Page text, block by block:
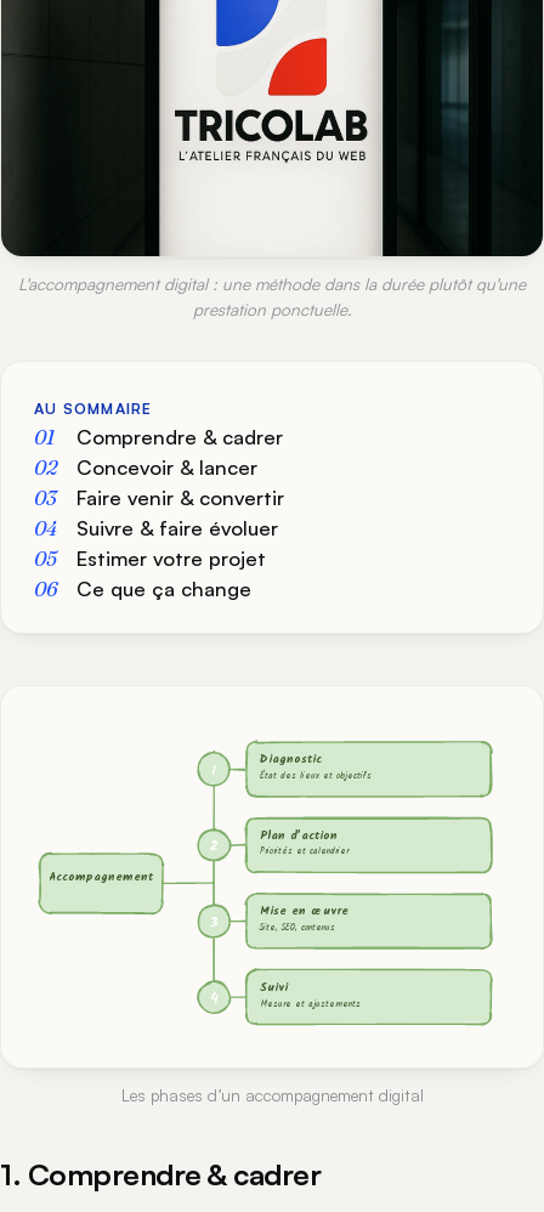
L'accompagnement digital : une méthode dans la durée plutôt qu'une
prestation ponctuelle.
AU SOMMAIRE
Comprendre & cadrer
Concevoir & lancer
Faire venir & convertir
Suivre & faire évoluer
Estimer votre projet
Ce que ça change
Accompagnement
1
Diagnostic
État des lieux et objectifs
2
Plan d’action
Priorités et calendrier
3
Mise en œuvre
Site, SEO, contenus
4
Suivi
Mesure et ajustements
Les phases d’un accompagnement digital
1. Comprendre & cadrer